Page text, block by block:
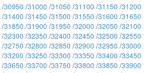
/30950 /31000 /31050 /31100 /31150 /31200
/31400 /31450 /31500 /31550 /31600 /31650
/31850 /31900 /31950 /32000 /32050 /32100
/32300 /32350 /32400 /32450 /32500 /32550
/32750 /32800 /32850 /32900 /32950 /33000
/33200 /33250 /33300 /33350 /33400 /33450
/33650 /33700 /33750 /33800 /33850 /33900